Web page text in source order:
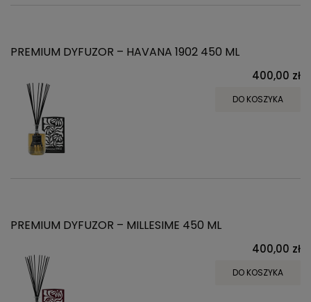
PREMIUM DYFUZOR – HAVANA 1902 450 ML
400,00 zł
DO KOSZYKA
PREMIUM DYFUZOR – MILLESIME 450 ML
400,00 zł
DO KOSZYKA